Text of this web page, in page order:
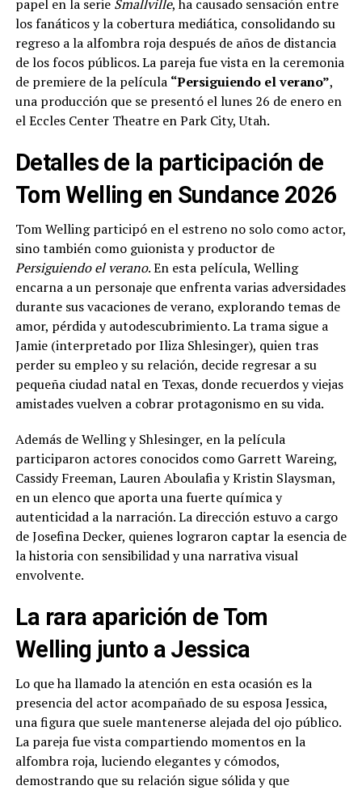
papel en la serie Smallville, ha causado sensación entre
los fanáticos y la cobertura mediática, consolidando su
regreso a la alfombra roja después de años de distancia
de los focos públicos. La pareja fue vista en la ceremonia
de premiere de la película “Persiguiendo el verano”,
una producción que se presentó el lunes 26 de enero en
el Eccles Center Theatre en Park City, Utah.
Detalles de la participación de
Tom Welling en Sundance 2026
Tom Welling participó en el estreno no solo como actor,
sino también como guionista y productor de
Persiguiendo el verano. En esta película, Welling
encarna a un personaje que enfrenta varias adversidades
durante sus vacaciones de verano, explorando temas de
amor, pérdida y autodescubrimiento. La trama sigue a
Jamie (interpretado por Iliza Shlesinger), quien tras
perder su empleo y su relación, decide regresar a su
pequeña ciudad natal en Texas, donde recuerdos y viejas
amistades vuelven a cobrar protagonismo en su vida.
Además de Welling y Shlesinger, en la película
participaron actores conocidos como Garrett Wareing,
Cassidy Freeman, Lauren Aboulafia y Kristin Slaysman,
en un elenco que aporta una fuerte química y
autenticidad a la narración. La dirección estuvo a cargo
de Josefina Decker, quienes lograron captar la esencia de
la historia con sensibilidad y una narrativa visual
envolvente.
La rara aparición de Tom
Welling junto a Jessica
Lo que ha llamado la atención en esta ocasión es la
presencia del actor acompañado de su esposa Jessica,
una figura que suele mantenerse alejada del ojo público.
La pareja fue vista compartiendo momentos en la
alfombra roja, luciendo elegantes y cómodos,
demostrando que su relación sigue sólida y que